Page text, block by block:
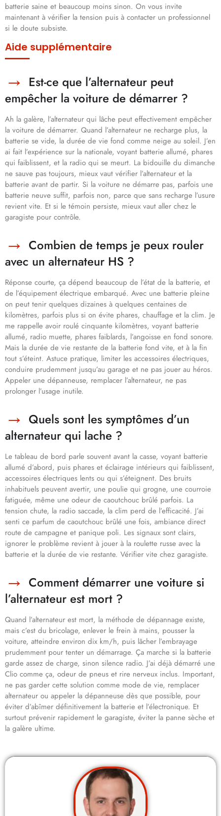
batterie saine et beaucoup moins sinon. On vous invite
maintenant à vérifier la tension puis à contacter un professionnel
si le doute subsiste.
Aide supplémentaire
Est-ce que l’alternateur peut
empêcher la voiture de démarrer ?
Ah la galère, l’alternateur qui lâche peut effectivement empêcher
la voiture de démarrer. Quand l’alternateur ne recharge plus, la
batterie se vide, la durée de vie fond comme neige au soleil. J’en
ai fait l’expérience sur la nationale, voyant batterie allumé, phares
qui faiblissent, et la radio qui se meurt. La bidouille du dimanche
ne sauve pas toujours, mieux vaut vérifier l’alternateur et la
batterie avant de partir. Si la voiture ne démarre pas, parfois une
batterie neuve suffit, parfois non, parce que sans recharge l’usure
revient vite. Et si le témoin persiste, mieux vaut aller chez le
garagiste pour contrôle.
Combien de temps je peux rouler
avec un alternateur HS ?
Réponse courte, ça dépend beaucoup de l’état de la batterie, et
de l’équipement électrique embarqué. Avec une batterie pleine
on peut tenir quelques dizaines à quelques centaines de
kilomètres, parfois plus si on évite phares, chauffage et la clim. Je
me rappelle avoir roulé cinquante kilomètres, voyant batterie
allumé, radio muette, phares faiblards, l’angoisse en fond sonore.
Mais la durée de vie restante de la batterie fond vite, et à la fin
tout s’éteint. Astuce pratique, limiter les accessoires électriques,
conduire prudemment jusqu’au garage et ne pas jouer au héros.
Appeler une dépanneuse, remplacer l’alternateur, ne pas
prolonger l’usage inutile.
Quels sont les symptômes d’un
alternateur qui lache ?
Le tableau de bord parle souvent avant la casse, voyant batterie
allumé d’abord, puis phares et éclairage intérieurs qui faiblissent,
accessoires électriques lents ou qui s’éteignent. Des bruits
inhabituels peuvent avertir, une poulie qui grogne, une courroie
fatiguée, même une odeur de caoutchouc brûlé parfois. La
tension chute, la radio saccade, la clim perd de l’efficacité. J’ai
senti ce parfum de caoutchouc brûlé une fois, ambiance direct
route de campagne et panique poli. Les signaux sont clairs,
ignorer le problème revient à jouer à la roulette russe avec la
batterie et la durée de vie restante. Vérifier vite chez garagiste.
Comment démarrer une voiture si
l’alternateur est mort ?
Quand l’alternateur est mort, la méthode de dépannage existe,
mais c’est du bricolage, enlever le frein à mains, pousser la
voiture, atteindre environ dix km/h, puis lâcher l’embrayage
prudemment pour tenter un démarrage. Ça marche si la batterie
garde assez de charge, sinon silence radio. J’ai déjà démarré une
Clio comme ça, odeur de pneus et rire nerveux inclus. Important,
ne pas garder cette solution comme mode de vie, remplacer
alternateur ou appeler la dépanneuse dès que possible, pour
éviter d’abîmer définitivement la batterie et l’électronique. Et
surtout prévenir rapidement le garagiste, éviter la panne sèche et
la galère ultime.